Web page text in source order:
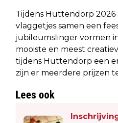
Tijdens Huttendorp 2026
vlaggetjes samen een
jubileumslinger vormen
mooiste en meest
tijdens Huttendorp een
zijn er meerdere prijzen
Lees ook